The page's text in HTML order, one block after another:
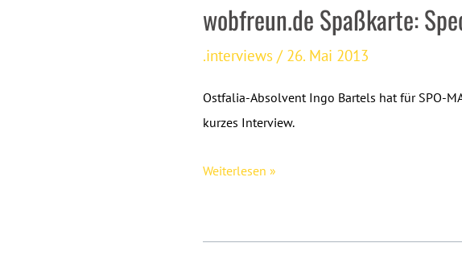
wobfreun.de Spaßkarte:
.interviews / 26. Mai 2013
Ostfalia-Absolvent Ingo Bartels hat für SPO-
kurzes Interview.
wobfreun.de
Angebot
Weiterlesen »